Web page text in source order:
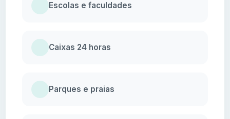
Escolas e faculdades
Caixas 24 horas
Parques e praias